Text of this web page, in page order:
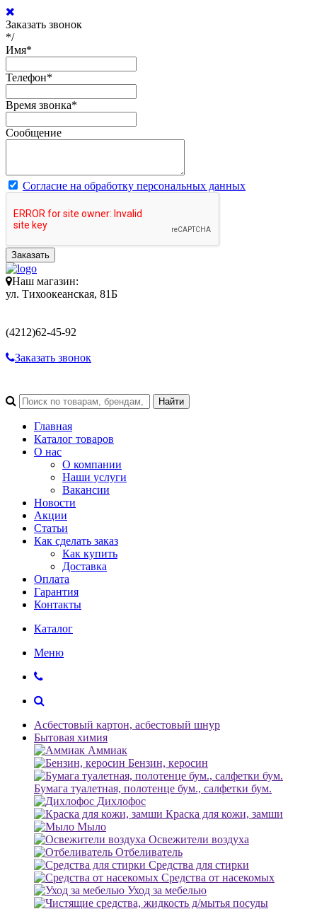
Заказать звонок
*/
Имя*
Телефон*
Время звонка*
Сообщение
Согласие на обработку персональных данных
Заказать
Наш магазин:
ул. Тихоокеанская, 81Б
(4212)62-45-92
Заказать звонок
Главная
Каталог товаров
О нас
О компании
Наши услуги
Вакансии
Новости
Акции
Статьи
Как сделать заказ
Как купить
Доставка
Оплата
Гарантия
Контакты
Каталог
Меню
Асбестовый картон, асбестовый шнур
Бытовая химия
Аммиак
Бензин, керосин
Бумага туалетная, полотенце бум., салфетки бум.
Дихлофос
Краска для кожи, замши
Мыло
Освежители воздуха
Отбеливатель
Средства для стирки
Средства от насекомых
Уход за мебелью